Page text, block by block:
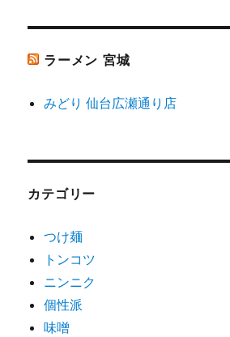
ラーメン 宮城
みどり 仙台広瀬通り店
カテゴリー
つけ麺
トンコツ
ニンニク
個性派
味噌